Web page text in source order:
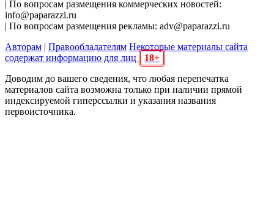
| По вопросам размещения коммерческих новостей:
info@paparazzi.ru
| По вопросам размещения рекламы: adv@paparazzi.ru
Авторам | Правообладателям Некоторые материалы сайта
содержат информацию для лиц
18+
Доводим до вашего сведения, что любая перепечатка
материалов сайта возможна только при наличии прямой
индексируемой гиперссылки и указания названия
первоисточника.